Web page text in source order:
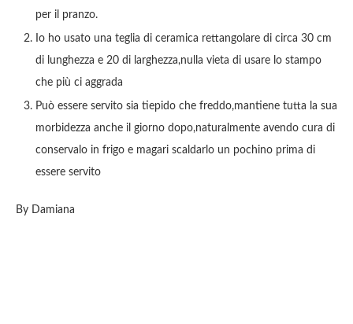
per il pranzo.
Io ho usato una teglia di ceramica rettangolare di circa 30 cm
di lunghezza e 20 di larghezza,nulla vieta di usare lo stampo
che più ci aggrada
Può essere servito sia tiepido che freddo,mantiene tutta la sua
morbidezza anche il giorno dopo,naturalmente avendo cura di
conservalo in frigo e magari scaldarlo un pochino prima di
essere servito
By Damiana